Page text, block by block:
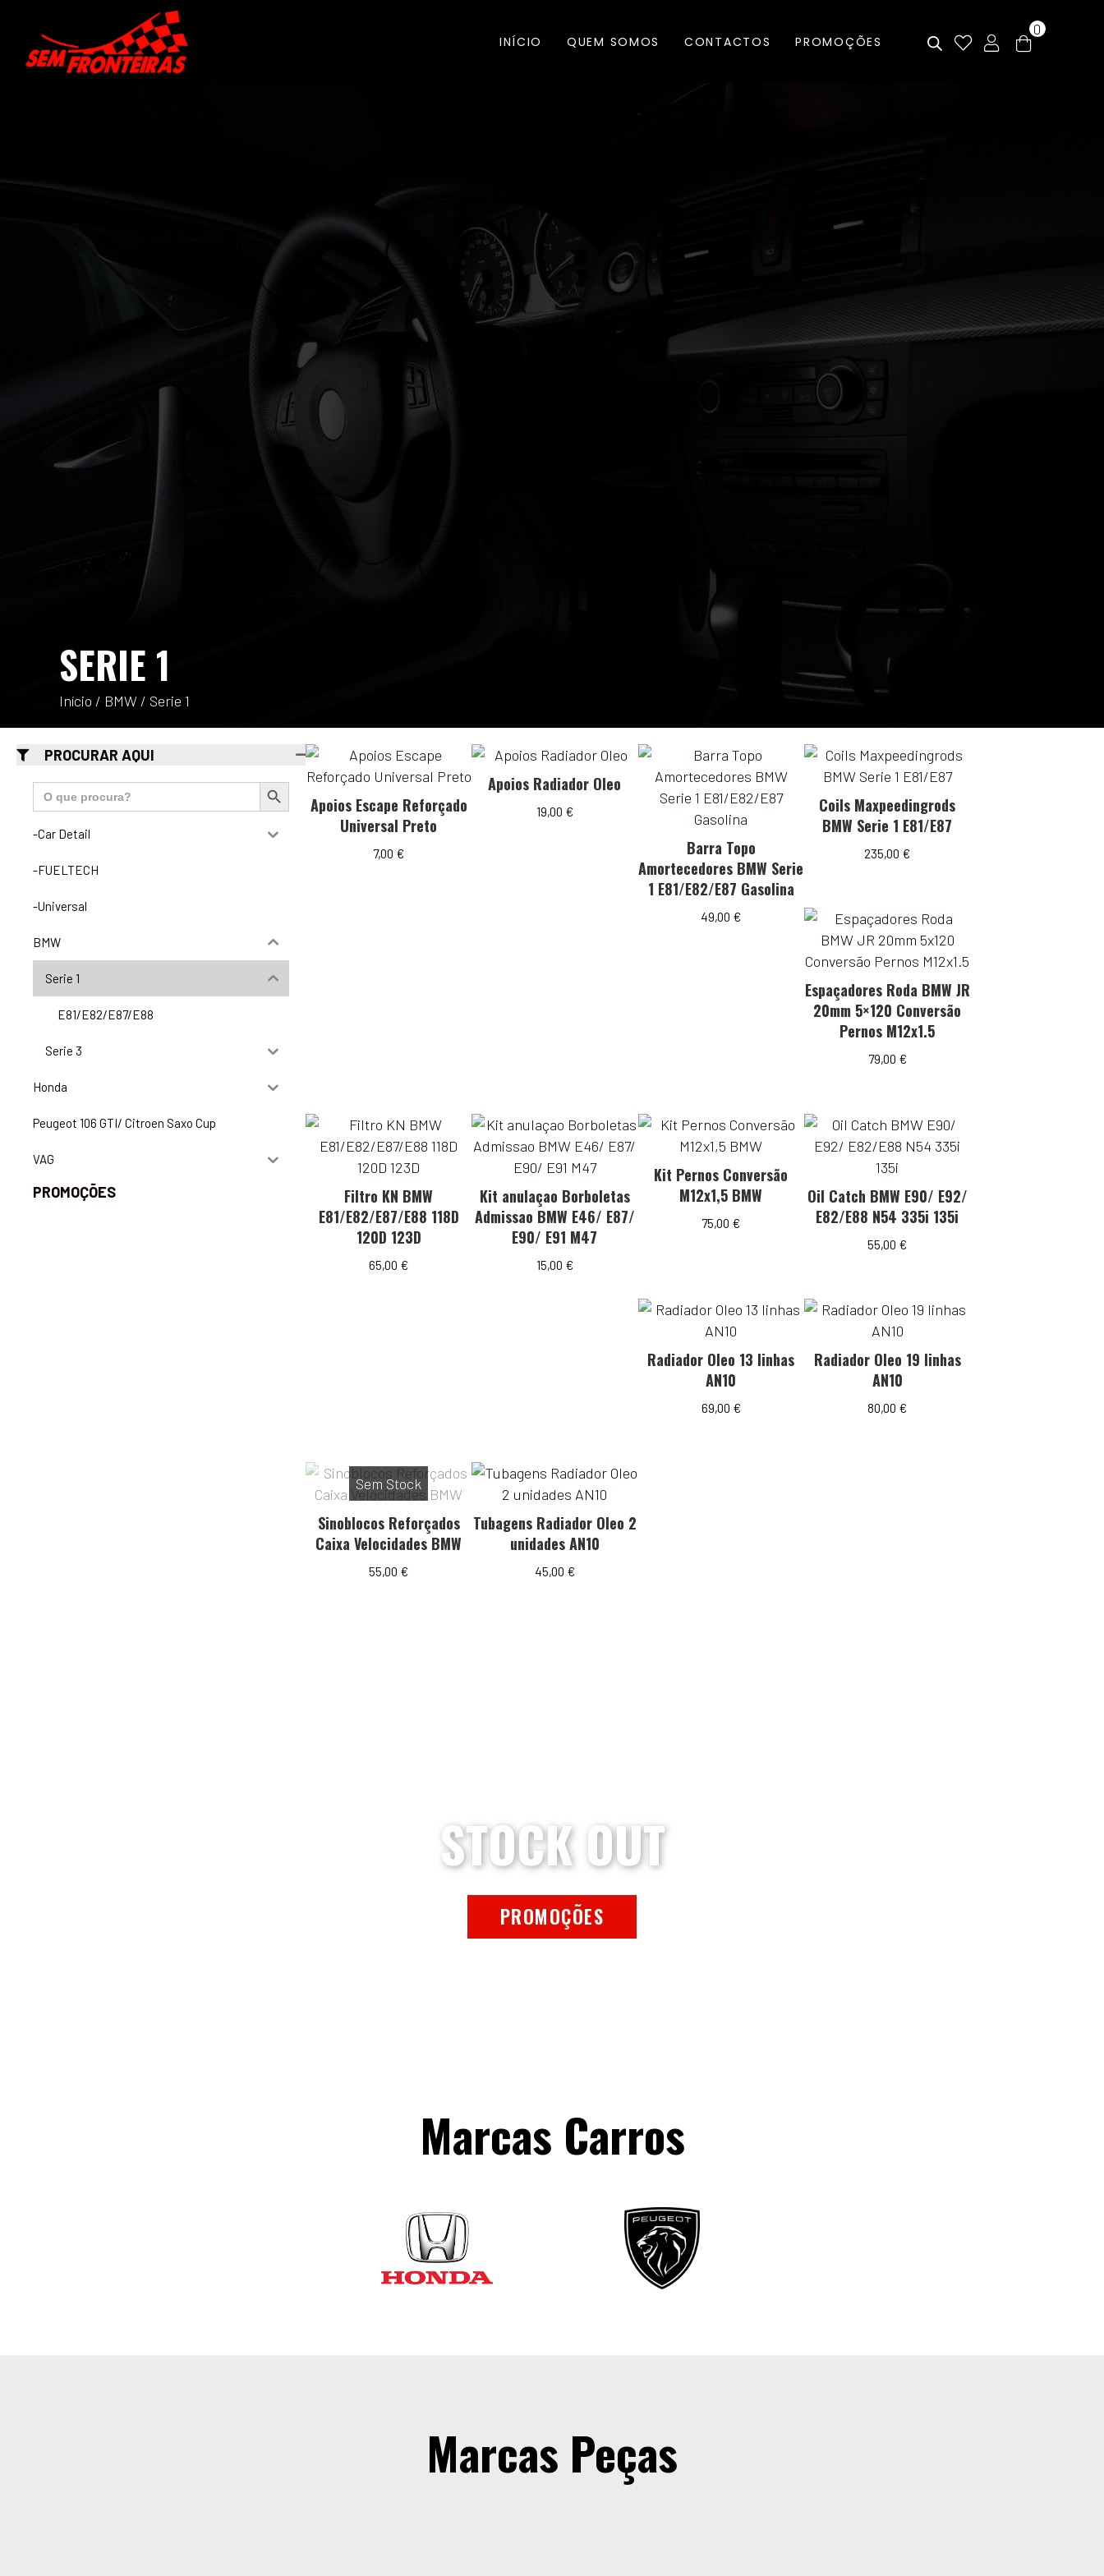
INÍCIO QUEM SOMOS CONTACTOS PROMOÇÕES
0
SERIE 1
Início / BMW / Serie 1
PROCURAR AQUI
Search
for:
Search Button
-Car Detail
-FUELTECH
-Universal
BMW
Serie 1
E81/E82/E87/E88
Serie 3
Honda
Peugeot 106 GTI/ Citroen Saxo Cup
VAG
PROMOÇÕES
Apoios Escape Reforçado
Universal Preto
7,00 €
Apoios Radiador Oleo
19,00 €
Barra Topo
Amortecedores BMW Serie
1 E81/E82/E87 Gasolina
49,00 €
Coils Maxpeedingrods
BMW Serie 1 E81/E87
235,00 €
Espaçadores Roda BMW JR
20mm 5×120 Conversão
Pernos M12x1.5
79,00 €
Filtro KN BMW
E81/E82/E87/E88 118D
120D 123D
65,00 €
Kit anulaçao Borboletas
Admissao BMW E46/ E87/
E90/ E91 M47
15,00 €
Kit Pernos Conversão
M12x1,5 BMW
75,00 €
Oil Catch BMW E90/ E92/
E82/E88 N54 335i 135i
55,00 €
Radiador Oleo 13 linhas
AN10
69,00 €
Radiador Oleo 19 linhas
AN10
80,00 €
Sem Stock
Sinoblocos Reforçados
Caixa Velocidades BMW
55,00 €
Tubagens Radiador Oleo 2
unidades AN10
45,00 €
STOCK OUT
PROMOÇÕES
Marcas Carros
Marcas Peças